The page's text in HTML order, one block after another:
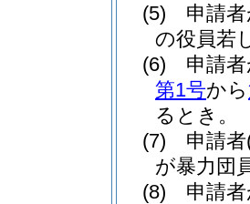
(5)
申請
の役員若
(6)
申請
第1号から
るとき。
(7)
申請者
が暴力団
(8)
申請